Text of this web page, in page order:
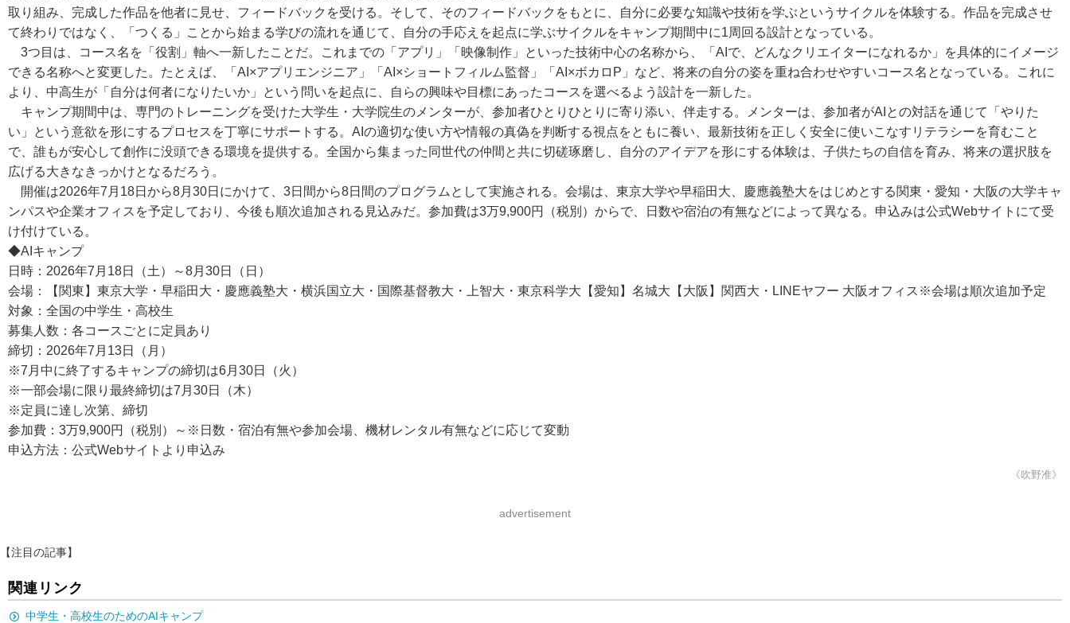
取り組み、完成した作品を他者に見せ、フィードバックを受ける。そして、そのフィードバックをもとに、自分に必要な知識や技術を学ぶというサイクルを体験する。作品を完成させ
て終わりではなく、「つくる」ことから始まる学びの流れを通じて、自分の手応えを起点に学ぶサイクルをキャンプ期間中に1周回る設計となっている。
3つ目は、コース名を「役割」軸へ一新したことだ。これまでの「アプリ」「映像制作」といった技術中心の名称から、「AIで、どんなクリエイターになれるか」を具体的にイメージ
できる名称へと変更した。たとえば、「AI×アプリエンジニア」「AI×ショートフィルム監督」「AI×ボカロP」など、将来の自分の姿を重ね合わせやすいコース名となっている。これに
より、中高生が「自分は何者になりたいか」という問いを起点に、自らの興味や目標にあったコースを選べるよう設計を一新した。
キャンプ期間中は、専門のトレーニングを受けた大学生・大学院生のメンターが、参加者ひとりひとりに寄り添い、伴走する。メンターは、参加者がAIとの対話を通じて「やりた
い」という意欲を形にするプロセスを丁寧にサポートする。AIの適切な使い方や情報の真偽を判断する視点をともに養い、最新技術を正しく安全に使いこなすリテラシーを育むこと
で、誰もが安心して創作に没頭できる環境を提供する。全国から集まった同世代の仲間と共に切磋琢磨し、自分のアイデアを形にする体験は、子供たちの自信を育み、将来の選択肢を
広げる大きなきっかけとなるだろう。
開催は2026年7月18日から8月30日にかけて、3日間から8日間のプログラムとして実施される。会場は、東京大学や早稲田大、慶應義塾大をはじめとする関東・愛知・大阪の大学キャ
ンパスや企業オフィスを予定しており、今後も順次追加される見込みだ。参加費は3万9,900円（税別）からで、日数や宿泊の有無などによって異なる。申込みは公式Webサイトにて受
け付けている。
◆AIキャンプ
日時：2026年7月18日（土）～8月30日（日）
会場：【関東】東京大学・早稲田大・慶應義塾大・横浜国立大・国際基督教大・上智大・東京科学大【愛知】名城大【大阪】関西大・LINEヤフー 大阪オフィス※会場は順次追加予定
対象：全国の中学生・高校生
募集人数：各コースごとに定員あり
締切：2026年7月13日（月）
※7月中に終了するキャンプの締切は6月30日（火）
※一部会場に限り最終締切は7月30日（木）
※定員に達し次第、締切
参加費：3万9,900円（税別）～※日数・宿泊有無や参加会場、機材レンタル有無などに応じて変動
申込方法：公式Webサイトより申込み
《吹野准》
advertisement
【注目の記事】
関連リンク
中学生・高校生のためのAIキャンプ